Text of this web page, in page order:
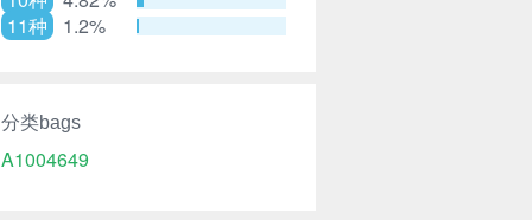
11种
1.2%
分类bags
A1004649